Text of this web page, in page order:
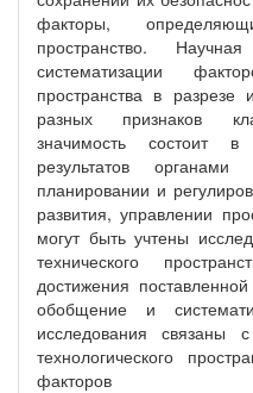
факторы,
пространство.
систематизации
пространства в
разных признаков
значимость состоит в
результатов
планировании и
развития, управлении
могут быть учтены
технического
достижения
обобщение и
исследования связаны
технологического
факторов